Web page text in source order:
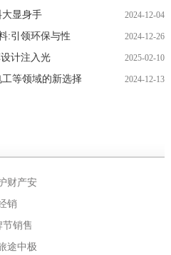
显身手 2024-12-04
:引领环保与性 2024-12-26
计注入光 2025-02-10
等领域的新选择 2024-12-13
财产安
销
销售
途中极